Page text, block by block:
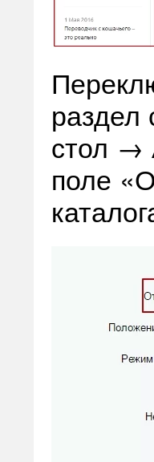
раздел
стол →
поле